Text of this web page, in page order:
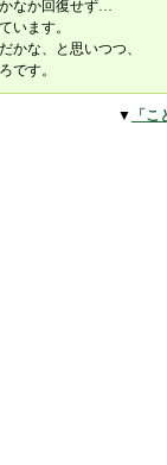
なか回復せず…
います。
かな、と思いつつ、
です。
▼ 「